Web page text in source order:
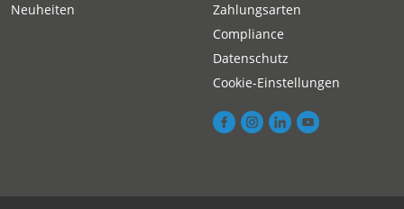
Neuheiten
Zahlungsarten
Compliance
Datenschutz
Cookie-Einstellungen